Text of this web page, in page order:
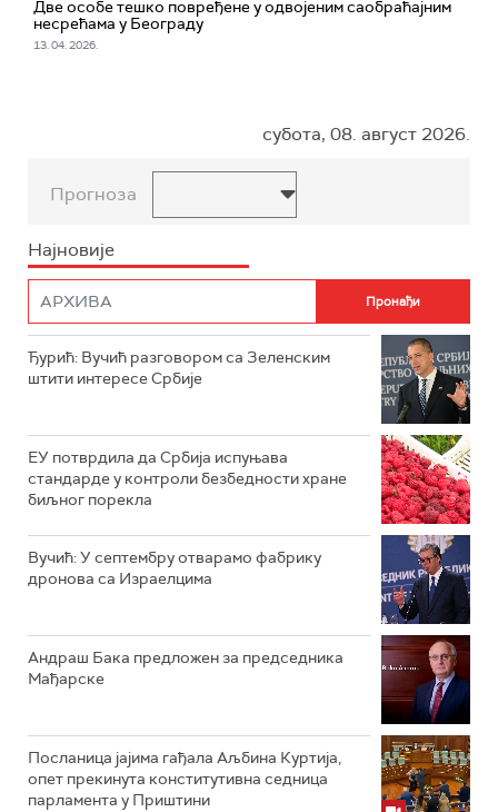
Две особе тешко повређене у одвојеним саобраћајним
несрећама у Београду
13. 04. 2026.
субота, 08. август 2026.
Прогноза
Најновије
Ђурић: Вучић разговором са Зеленским
штити интересе Србије
ЕУ потврдила да Србија испуњава
стандарде у контроли безбедности хране
биљног порекла
Вучић: У септембру отварамо фабрику
дронова са Израелцима
Андраш Бакa предложен за председника
Мађарске
Посланица јајима гађала Аљбина Куртија,
опет прекинута конститутивна седница
парламента у Приштини